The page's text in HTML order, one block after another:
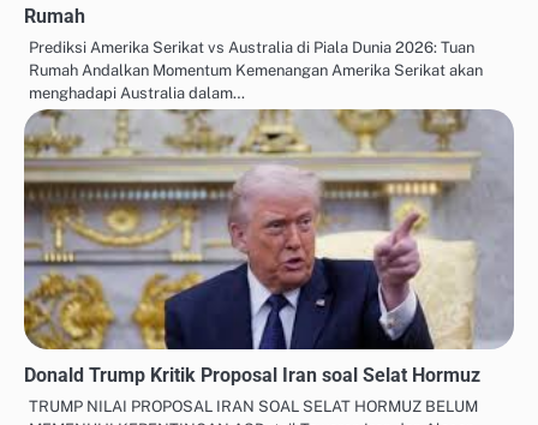
Rumah
Prediksi Amerika Serikat vs Australia di Piala Dunia 2026: Tuan
Rumah Andalkan Momentum Kemenangan Amerika Serikat akan
menghadapi Australia dalam…
Donald Trump Kritik Proposal Iran soal Selat Hormuz
TRUMP NILAI PROPOSAL IRAN SOAL SELAT HORMUZ BELUM